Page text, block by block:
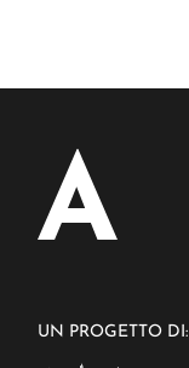
UN PROGETTO DI: